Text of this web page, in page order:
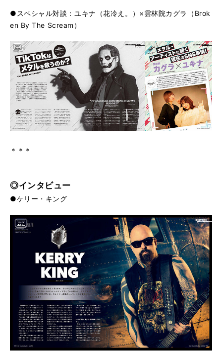
●スペシャル対談：ユキナ（花冷え。）×雲林院カグラ（Brok
en By The Scream）
＊＊＊
◎インタビュー
●ケリー・キング